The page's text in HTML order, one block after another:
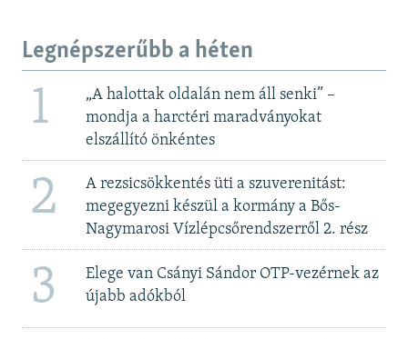
Legnépszerűbb a héten
1
„A halottak oldalán nem áll senki” –
mondja a harctéri maradványokat
elszállító önkéntes
2
A rezsicsökkentés üti a szuverenitást:
megegyezni készül a kormány a Bős-
Nagymarosi Vízlépcsőrendszerről 2. rész
3
Elege van Csányi Sándor OTP-vezérnek az
újabb adókból